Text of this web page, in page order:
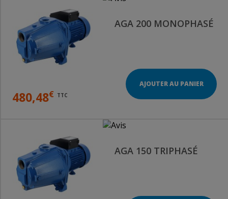
AGA 200 MONOPHASÉ
480,48€ TTC
AJOUTER AU PANIER
AGA 150 TRIPHASÉ